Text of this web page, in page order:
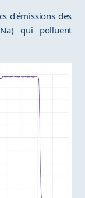
d'émissions des
qui polluent